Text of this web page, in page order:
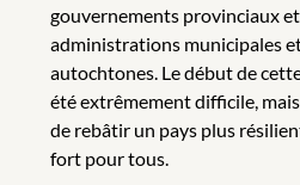
gouvernements provinciaux
administrations municipales
autochtones. Le début de
été extrêmement difficile,
de rebâtir un pays plus
fort pour tous.